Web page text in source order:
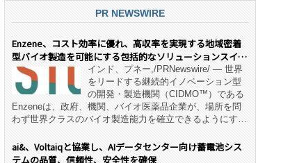
PR NEWSWIRE
Enzene、コスト効率に優れ、高収率を実現する地域密着
型バイオ製造を可能にする包括的なソリューションスイー
ト「NeX™」 をリリースインド、プネー,/PRNewswire/ — 世界
をリードする継続的イノベーション型
の開発・製造機関（CIDMO™）である
Enzeneは、政府、機関、バイオ医薬品企業が、場所を問
わず世界クラスのバイオ製造能力を確立できるようにす
デル「NeX™」の立ち上げを発表しました。 同社の実績
あるEnzeneX® fully‑connected continuous
ai&、Voltaiqと協業し、AIデータセンター向け蓄電池シス
テムの品質、信頼性、安全性を確保